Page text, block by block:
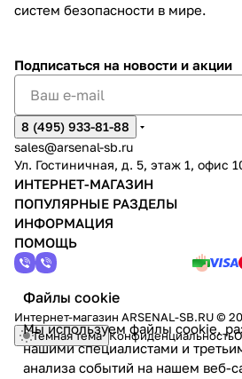
систем безопасности в мире.
Файлы cookie
Мы используем файлы cookie,
нашими специалистами и
анализа событий на нашем веб-
Подписаться на новости и акции
8 (495) 933-81-88
sales@arsenal-sb.ru
Ул. Гостиничная, д. 5, этаж 1, офис
ИНТЕРНЕТ-МАГАЗИН
ПОПУЛЯРНЫЕ РАЗДЕЛЫ
ИНФОРМАЦИЯ
ПОМОЩЬ
Интернет-магазин ARSENAL-SB.RU ©
Темная тема Конфиденциальность